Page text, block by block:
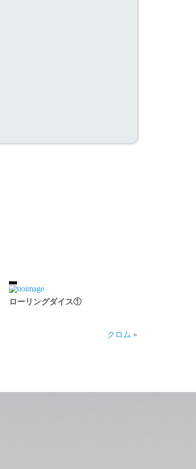
ローリングダイス①
クロム »